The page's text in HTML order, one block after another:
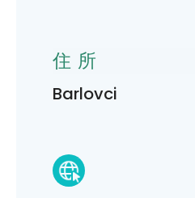
住所
Barlovci